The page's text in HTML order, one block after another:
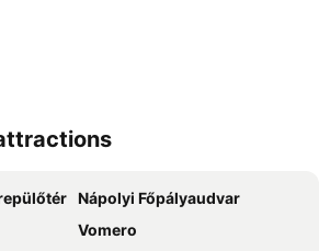
Nápolyi Főpályaudvar
Vomero